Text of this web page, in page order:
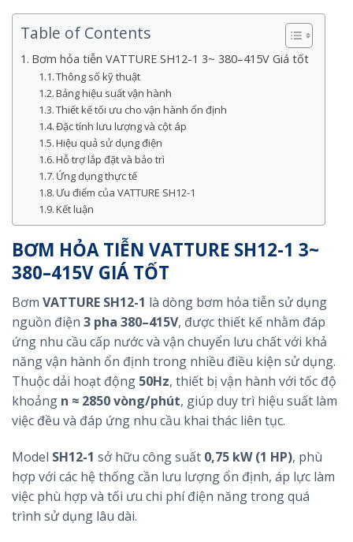
Table of Contents
Bơm hỏa tiễn VATTURE SH12-1 3~ 380–415V Giá tốt
Thông số kỹ thuật
Bảng hiệu suất vận hành
Thiết kế tối ưu cho vận hành ổn định
Đặc tính lưu lượng và cột áp
Hiệu quả sử dụng điện
Hỗ trợ lắp đặt và bảo trì
Ứng dụng thực tế
Ưu điểm của VATTURE SH12-1
Kết luận
BƠM HỎA TIỄN VATTURE SH12-1 3~
380–415V GIÁ TỐT
Bơm VATTURE SH12-1 là dòng bơm hỏa tiễn sử dụng
nguồn điện 3 pha 380–415V, được thiết kế nhằm đáp
ứng nhu cầu cấp nước và vận chuyển lưu chất với khả
năng vận hành ổn định trong nhiều điều kiện sử dụng.
Thuộc dải hoạt động 50Hz, thiết bị vận hành với tốc độ
khoảng n ≈ 2850 vòng/phút, giúp duy trì hiệu suất làm
việc đều và đáp ứng nhu cầu khai thác liên tục.
Model SH12-1 sở hữu công suất 0,75 kW (1 HP), phù
hợp với các hệ thống cần lưu lượng ổn định, áp lực làm
việc phù hợp và tối ưu chi phí điện năng trong quá
trình sử dụng lâu dài.